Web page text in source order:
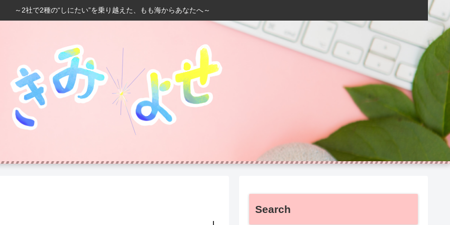
～2社で2種の“しにたい”を乗り越えた、もも海からあなたへ～
Search